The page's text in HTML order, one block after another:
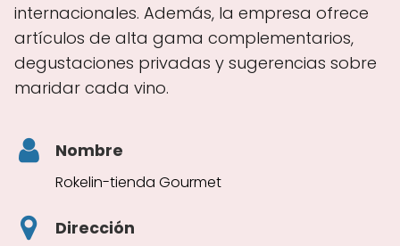
internacionales. Además, la empresa ofrece
artículos de alta gama complementarios,
degustaciones privadas y sugerencias sobre
maridar cada vino.
Nombre
Rokelin-tienda Gourmet
Dirección